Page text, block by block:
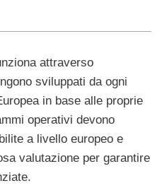
attraverso
sviluppati da ogni
in base alle proprie
operativi devono
a livello europeo e
valutazione per garantire